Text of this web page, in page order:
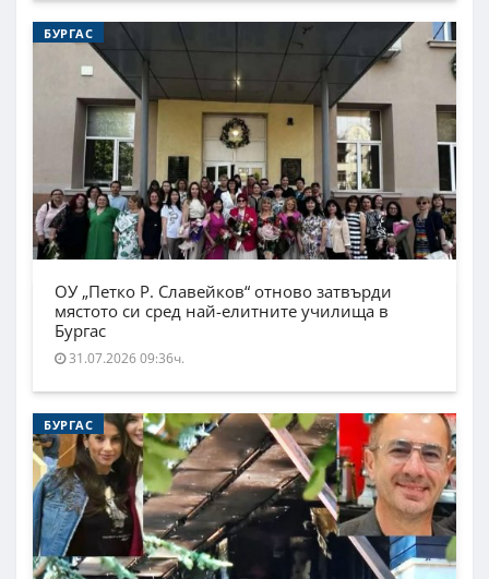
БУРГАС
ОУ „Петко Р. Славейков“ отново затвърди
мястото си сред най-елитните училища в
Бургас
31.07.2026 09:36ч.
БУРГАС